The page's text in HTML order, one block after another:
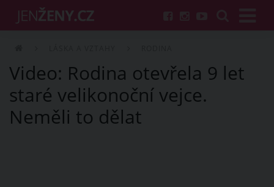
Video: Rodina otevřela 9 let
staré velikonoční vejce.
Neměli to dělat